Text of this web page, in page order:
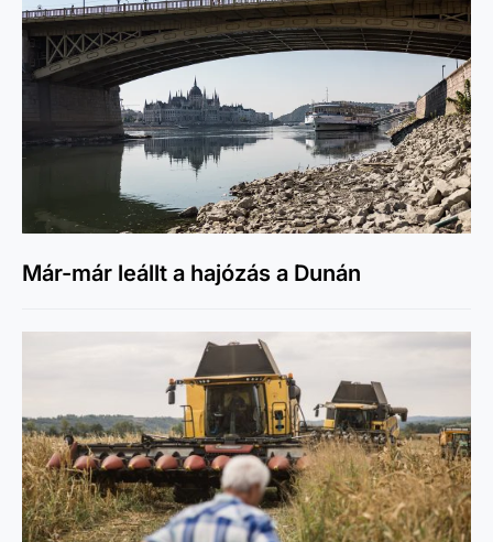
Már-már leállt a hajózás a Dunán